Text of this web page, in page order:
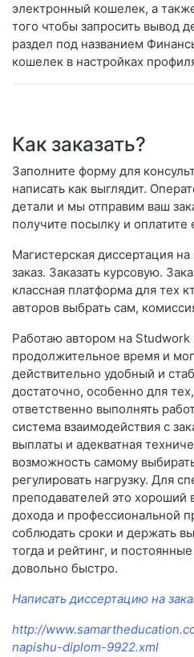
электронный кошелек, а
того чтобы запросить вывод
раздел под названием
кошелек в настройках
Как заказать?
Заполните форму для
написать как выглядит.
детали и мы отправим ваш
получите посылку и
Магистерская диссертация на
заказ. Заказать курсовую.
классная платформа для тех
авторов выбрать сам,
Работаю автором на
продолжительное время и
действительно удобный и
достаточно, особенно для
ответственно выполнять
система взаимодействия с
выплаты и адекватная
возможность самому
регулировать нагрузку. Для
преподавателей это хороший
дохода и профессиональной
соблюдать сроки и держать
тогда и рейтинг, и
довольно быстро.
Написать диссертацию на
http://
napishu-diplom-9922.xml